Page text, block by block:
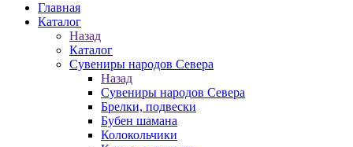
Главная
Каталог
Назад
Каталог
Сувениры народов Севера
Назад
Сувениры народов Севера
Брелки, подвески
Бубен шамана
Колокольчики